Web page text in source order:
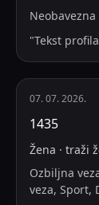
"Tekst
07. 07. 2026.
1435
Žena · traži
Ozbiljna
veza, Sport,